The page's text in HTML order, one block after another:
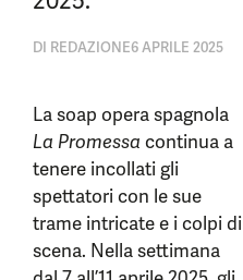
DI REDAZIONE6 APRILE 2025
La soap opera spagnola
La Promessa continua a
tenere incollati gli
spettatori con le sue
trame intricate e i colpi di
scena. Nella settimana